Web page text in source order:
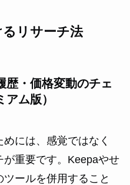
リサーチ法
歴・価格変動のチェ
ム版）
には、感覚ではなく
重要です。Keepaやせ
ールを併用すること